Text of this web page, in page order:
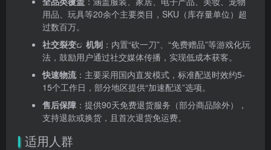
用品、玩具等20余个主要类目，SKU（库存量单位）超
过数百万。
社交裂变
机制 ：内置“砍一刀”、“免费赠品”等游戏化玩
法，鼓励用户通过社交媒体传播，实现低成本获客。
快速物流：主要采用国内直发模式，标准配送时效约5-
15个工作日，部分地区提供“加速配送”选项。
售后保障 ：提供90天免费退货服务（部分商品除外），
支持退款或换货，且首次退货免运费。
适用人群